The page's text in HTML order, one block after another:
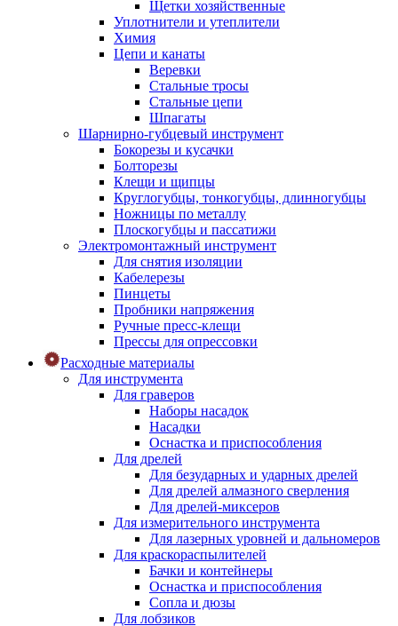
Щетки хозяйственные
Уплотнители и утеплители
Химия
Цепи и канаты
Веревки
Стальные тросы
Стальные цепи
Шпагаты
Шарнирно-губцевый инструмент
Бокорезы и кусачки
Болторезы
Клещи и щипцы
Круглогубцы, тонкогубцы, длинногубцы
Ножницы по металлу
Плоскогубцы и пассатижи
Электромонтажный инструмент
Для снятия изоляции
Кабелерезы
Пинцеты
Пробники напряжения
Ручные пресс-клещи
Прессы для опрессовки
Расходные материалы
Для инструмента
Для граверов
Наборы насадок
Насадки
Оснастка и приспособления
Для дрелей
Для безударных и ударных дрелей
Для дрелей алмазного сверления
Для дрелей-миксеров
Для измерительного инструмента
Для лазерных уровней и дальномеров
Для краскораспылителей
Бачки и контейнеры
Оснастка и приспособления
Сопла и дюзы
Для лобзиков